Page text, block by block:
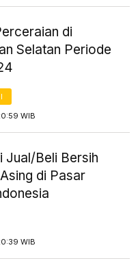
di
Selatan Periode
WIB
Jual/Beli Bersih
di Pasar
WIB